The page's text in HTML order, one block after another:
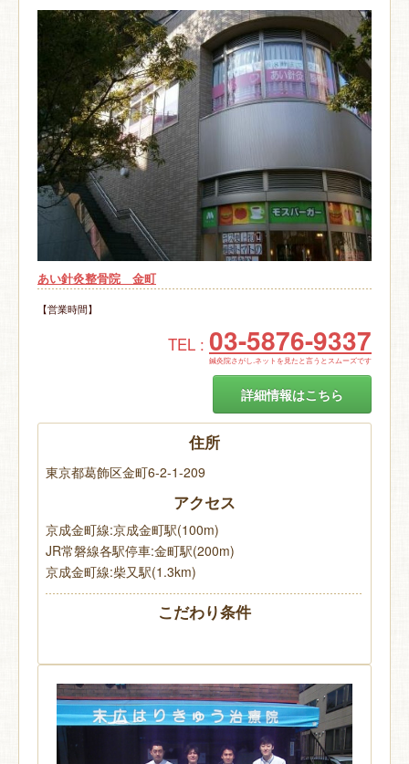
あい針灸整骨院 金町
【営業時間】
TEL : 03-5876-9337
鍼灸院さがし.ネットを見たと言うとスムーズです
詳細情報はこちら
住所
東京都葛飾区金町6-2-1-209
アクセス
京成金町線:京成金町駅(100m)
JR常磐線各駅停車:金町駅(200m)
京成金町線:柴又駅(1.3km)
こだわり条件